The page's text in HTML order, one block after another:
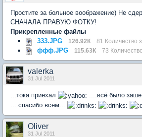
Простите за больное воображение) Не
СНАЧАЛА ПРАВУЮ ФОТКУ!
Прикрепленные файлы
333.JPG
126.92К 81 Количество
ффф.JPG 115.63К 73
valerka
31 Jul 2011
...тока приехал
....всё было
....спасибо всем...
Oliver
31 Jul 2011